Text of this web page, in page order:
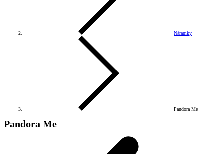
Náramky
Pandora Me
Pandora Me